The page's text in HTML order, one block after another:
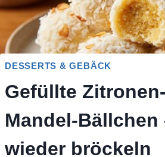
DESSERTS & GEBÄCK
Gefüllte
Mandel-Bällchen
wieder bröckeln